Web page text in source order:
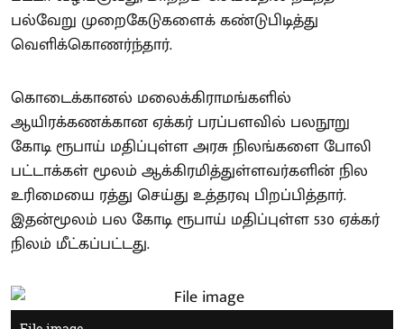
பல்வேறு முறைகேடுகளைக் கண்டுபிடித்து
வெளிக்கொணர்ந்தார்.
கொடைக்கானல் மலைக்கிராமங்களில்
ஆயிரக்கணக்கான ஏக்கர் பரப்பளவில் பலநூறு
கோடி ரூபாய் மதிப்புள்ள அரசு நிலங்களை போலி
பட்டாக்கள் மூலம் ஆக்கிரமித்துள்ளவர்களின் நில
உரிமையை ரத்து செய்து உத்தரவு பிறப்பித்தார்.
இதன்மூலம் பல கோடி ரூபாய் மதிப்புள்ள 530 ஏக்கர்
நிலம் மீட்கப்பட்டது.